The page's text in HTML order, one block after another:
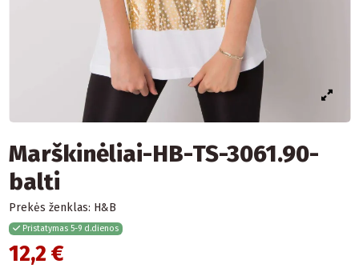
Marškinėliai-HB-TS-3061.90-
balti
Prekės ženklas: H&B
Pristatymas 5-9 d.dienos
12,2 €